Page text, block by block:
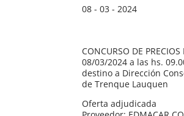
08 - 03 - 2024
CONCURSO DE
08/03/2024 a las hs.
destino a Dirección
de Trenque Lauquen
Oferta adjudicada